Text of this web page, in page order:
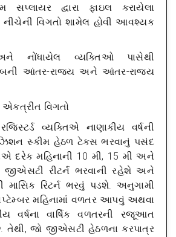
સપ્લાયર દ્વારા ફાઇલ કરાયેલા
નીચેની વિગતો શામેલ હોવી આવશ્યક
નોંધાયેલ વ્યક્તિઓ પાસેથી
આંતર-રાજ્ય અને આંતર-રાજ્ય
એકત્રીત વિગતો
વ્યક્તિએ નાણાકીય વર્ષની
સ્કીમ હેઠળ ટેક્સ ભરવાનું પસંદ
દરેક મહિનાની 10 મી, 15 મી અને
જીએસટી રીટર્ન ભરવાની રહેશે અને
માસિક રિટર્ન ભરવું પડશે. અનુગામી
મહિનામાં વળતર આપવું અથવા
વર્ષના વાર્ષિક વળતરની રજૂઆત
તેથી, જો જીએસટી હેઠળના કરપાત્ર